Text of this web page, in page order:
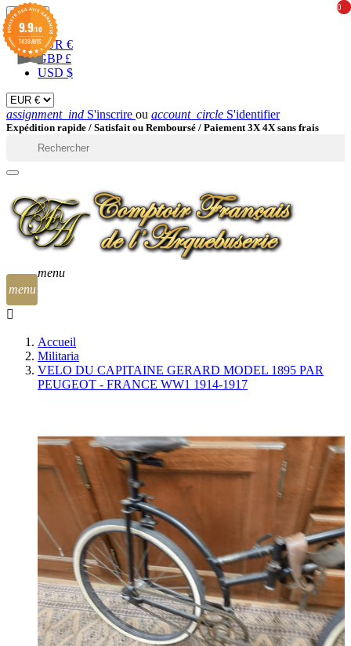
EUR 
EUR €
GBP £
USD $
assignment_ind S'inscrire ou account_circle S'identifier
Expédition rapide / Satisfait ou Remboursé / Paiement 3X 4X sans frais
menu
0
0
menu
Accueil
Militaria
VELO DU CAPITAINE GERARD MODEL 1895 PAR
PEUGEOT - FRANCE WW1 1914-1917
9.9/10
1439 AVIS